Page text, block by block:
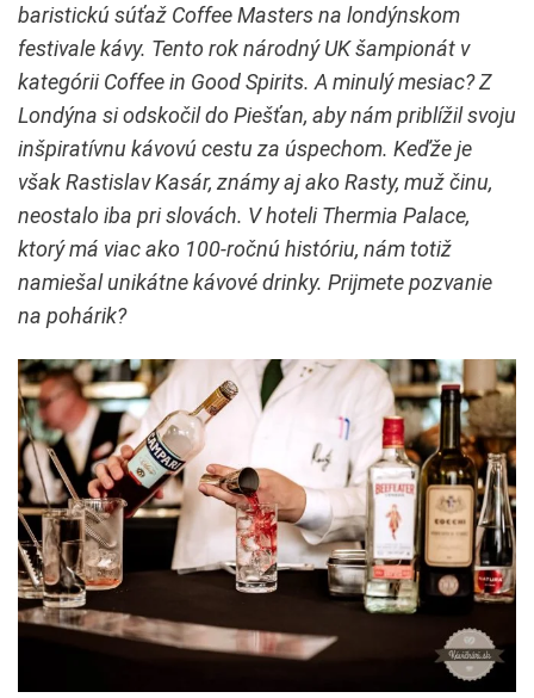
baristickú súťaž Coffee Masters na londýnskom
festivale kávy. Tento rok národný UK šampionát v
kategórii Coffee in Good Spirits. A minulý mesiac? Z
Londýna si odskočil do Piešťan, aby nám priblížil svoju
inšpiratívnu kávovú cestu za úspechom. Keďže je
však Rastislav Kasár, známy aj ako Rasty, muž činu,
neostalo iba pri slovách. V hoteli Thermia Palace,
ktorý má viac ako 100-ročnú históriu, nám totiž
namiešal unikátne kávové drinky. Prijmete pozvanie
na pohárik?